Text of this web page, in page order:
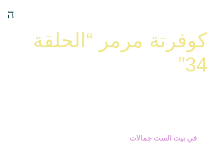
كوفرتة مرمر “الحلقة
34”
في بيت الست جمالات